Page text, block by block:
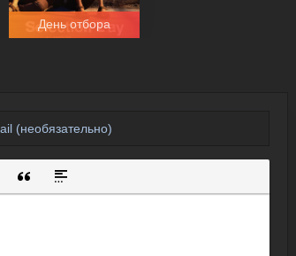
День отбора
ссылку
скрытого текста
Вставка цитаты
Вставка спойлера